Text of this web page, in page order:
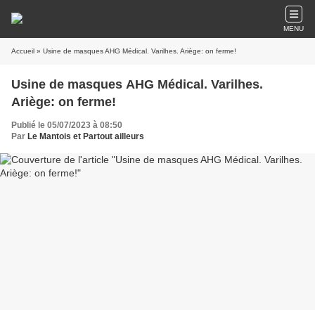
MENU
Accueil » Usine de masques AHG Médical. Varilhes. Ariège: on ferme!
Usine de masques AHG Médical. Varilhes.
Ariège: on ferme!
Publié le 05/07/2023 à 08:50
Par Le Mantois et Partout ailleurs